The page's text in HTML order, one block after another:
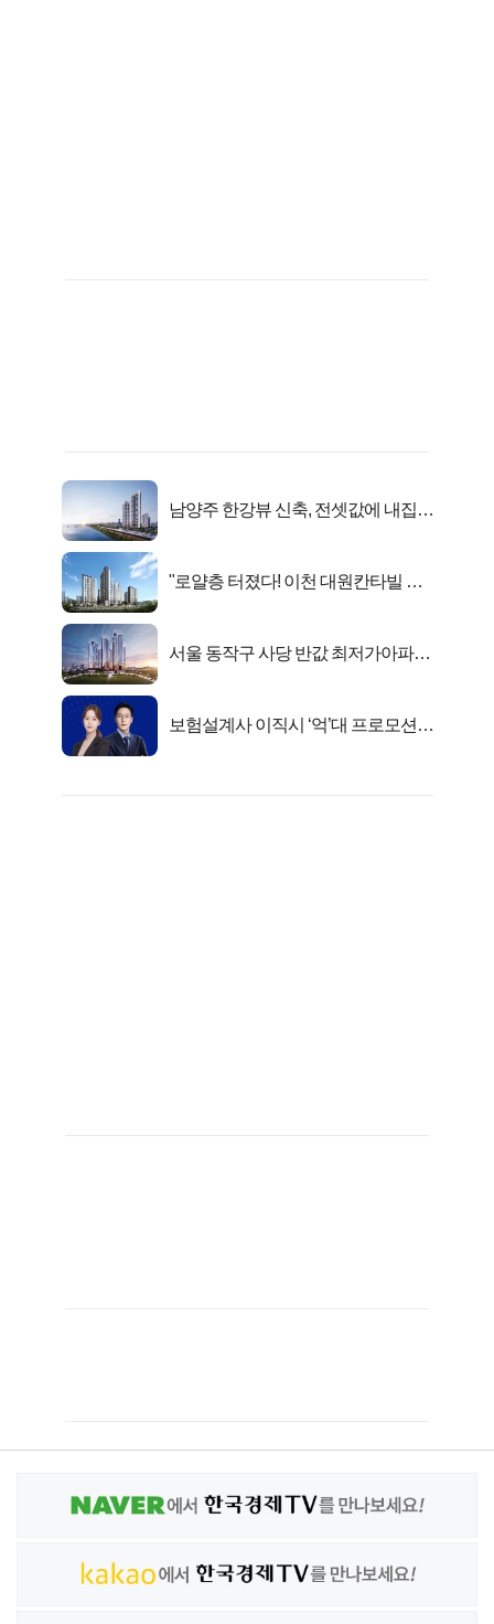
남양주 한강뷰 신축, 전셋값에 내집마
"로얄층 터졌다! 이천 대원칸타빌 잔
서울 동작구 사당 반값 최저가아파트
보험설계사 이직시 ‘억’대 프로모션!